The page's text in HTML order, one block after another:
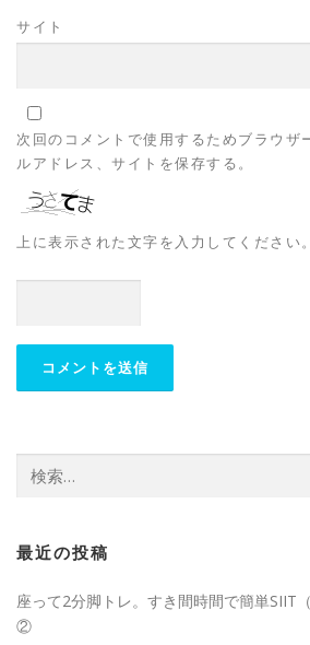
サイト
次回のコメントで使用するためブラウザ
ルアドレス、サイトを保存する。
上に表示された文字を入力してください。
最近の投稿
座って2分脚トレ。すき間時間で簡単SIIT
②